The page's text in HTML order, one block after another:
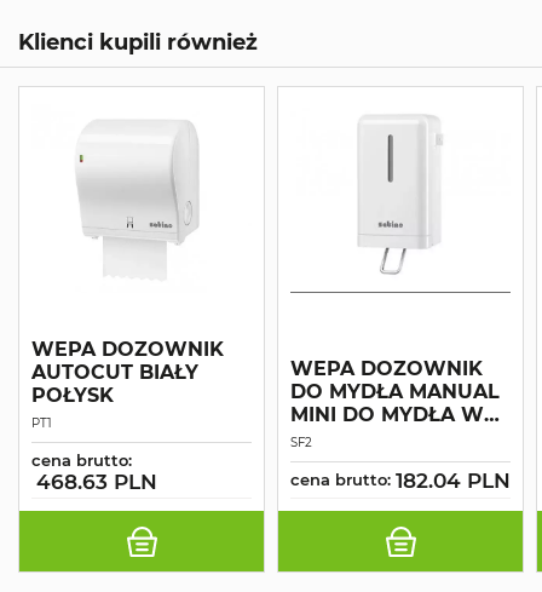
Klienci kupili również
WEPA DOZOWNIK
AUTOCUT BIAŁY
POŁYSK
PT1
cena brutto:
468.63 PLN
WEPA DOZOWNIK
DO MYDŁA MANUAL
MINI DO MYDŁA W
PIANIE
SF2
cena brutto: 182.04 PLN